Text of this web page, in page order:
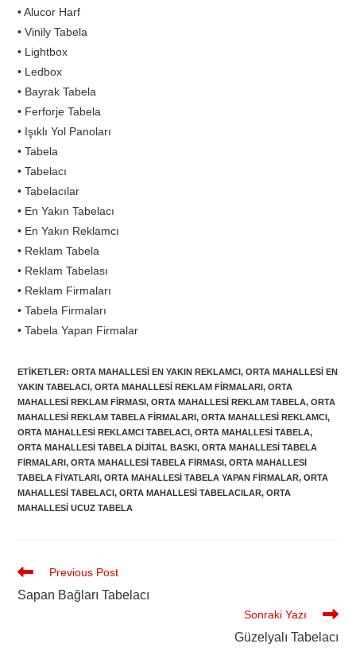
• Alucor Harf
• Vinily Tabela
• Lightbox
• Ledbox
• Bayrak Tabela
• Ferforje Tabela
• Işıklı Yol Panoları
• Tabela
• Tabelacı
• Tabelacılar
• En Yakın Tabelacı
• En Yakın Reklamcı
• Reklam Tabela
• Reklam Tabelası
• Reklam Firmaları
• Tabela Firmaları
• Tabela Yapan Firmalar
ETIKETLER:ORTA MAHALLESI EN YAKIN REKLAMCI, ORTA MAHALLESI EN
YAKIN TABELACI, ORTA MAHALLESI REKLAM FIRMALARI, ORTA
MAHALLESI REKLAM FIRMASI, ORTA MAHALLESI REKLAM TABELA, ORTA
MAHALLESI REKLAM TABELA FIRMALARI, ORTA MAHALLESI REKLAMCI,
ORTA MAHALLESI REKLAMCI TABELACI, ORTA MAHALLESI TABELA,
ORTA MAHALLESI TABELA DIJITAL BASKI, ORTA MAHALLESI TABELA
FIRMALARI, ORTA MAHALLESI TABELA FIRMASI, ORTA MAHALLESI
TABELA FIYATLARI, ORTA MAHALLESI TABELA YAPAN FIRMALAR, ORTA
MAHALLESI TABELACI, ORTA MAHALLESI TABELACILAR, ORTA
MAHALLESI UCUZ TABELA
Previous Post
Sapan Bağları Tabelacı
Sonraki Yazı
Güzelyalı Tabelacı